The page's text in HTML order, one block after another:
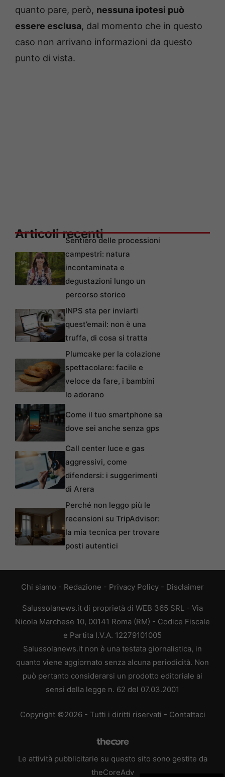
quanto pare, però, nessuna ipotesi può
essere esclusa, dal momento che in questo
caso non arrivano informazioni da questo
punto di vista.
Articoli recentiSentiero delle processioni
campestri: natura
incontaminata e
degustazioni lungo un
percorso storico
INPS sta per inviarti
quest’email: non è una
truffa, di cosa si tratta
Plumcake per la colazione
spettacolare: facile e
veloce da fare, i bambini
lo adorano
Come il tuo smartphone sa
dove sei anche senza gps
Call center luce e gas
aggressivi, come
difendersi: i suggerimenti
di Arera
Perché non leggo più le
recensioni su TripAdvisor:
la mia tecnica per trovare
posti autentici
Chi siamo - Redazione - Privacy Policy - Disclaimer
Salussolanews.it di proprietà di WEB 365 SRL - Via
Nicola Marchese 10, 00141 Roma (RM) - Codice Fiscale
e Partita I.V.A. 12279101005
Salussolanews.it non è una testata giornalistica, in
quanto viene aggiornato senza alcuna periodicità. Non
può pertanto considerarsi un prodotto editoriale ai
sensi della legge n. 62 del 07.03.2001
Copyright ©2026 - Tutti i diritti riservati - Contattaci
Le attività pubblicitarie su questo sito sono gestite da
theCoreAdv